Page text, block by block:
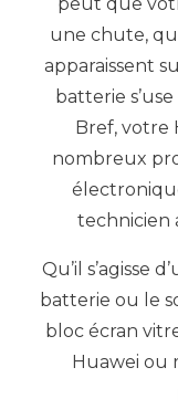
une chute,
apparaissent
batterie
Bref,
nombreux
technicien
Qu’il s’agisse
batterie ou le
bloc écran
Huawei ou